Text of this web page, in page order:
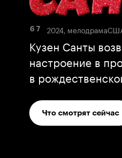
6 7 2024, мелодрама
Кузен Санты
настроение в
в
Что смотрят сейчас